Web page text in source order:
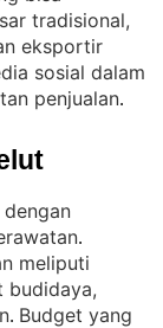
tradisional,
eksportir
sosial dalam
penjualan.
meliputi
budidaya,
. Budget yang